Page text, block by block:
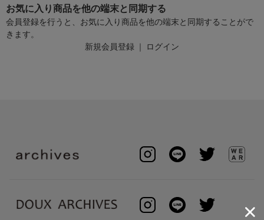
お気に入り商品を他の端末と同期する
会員登録を行うと、お気に入り商品を他の端末と同期することがで
きます。
新規会員登録 ｜ ログイン